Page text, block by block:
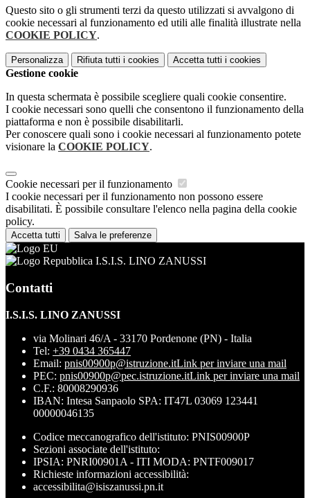
Questo sito o gli strumenti terzi da questo utilizzati si avvalgono di
cookie necessari al funzionamento ed utili alle finalità illustrate nella
COOKIE POLICY.
Personalizza Rifiuta tutti i cookies Accetta tutti i cookies
Gestione cookie
In questa schermata è possibile scegliere quali cookie consentire.
I cookie necessari sono quelli che consentono il funzionamento della
piattaforma e non è possibile disabilitarli.
Per conoscere quali sono i cookie necessari al funzionamento potete
visionare la COOKIE POLICY.
Cookie necessari per il funzionamento
I cookie necessari per il funzionamento non possono essere
disabilitati. È possibile consultare l'elenco nella pagina della cookie
policy.
Accetta tutti Salva le preferenze
I.S.I.S. LINO ZANUSSI
Contatti
I.S.I.S. LINO ZANUSSI
via Molinari 46/A - 33170 Pordenone (PN) - Italia
Tel: +39 0434 365447
Email: pnis00900p@istruzione.itLink per inviare una mail
PEC: pnis00900p@pec.istruzione.itLink per inviare una mail
C.F.: 80008290936
IBAN: Intesa Sanpaolo SPA: IT47L 03069 123441
00000046135
Codice meccanografico dell'istituto: PNIS00900P
Sezioni associate dell'istituto:
IPSIA: PNRI00901A - ITI MODA: PNTF009017
Richieste informazioni accessibilità:
accessibilita@isiszanussi.pn.it